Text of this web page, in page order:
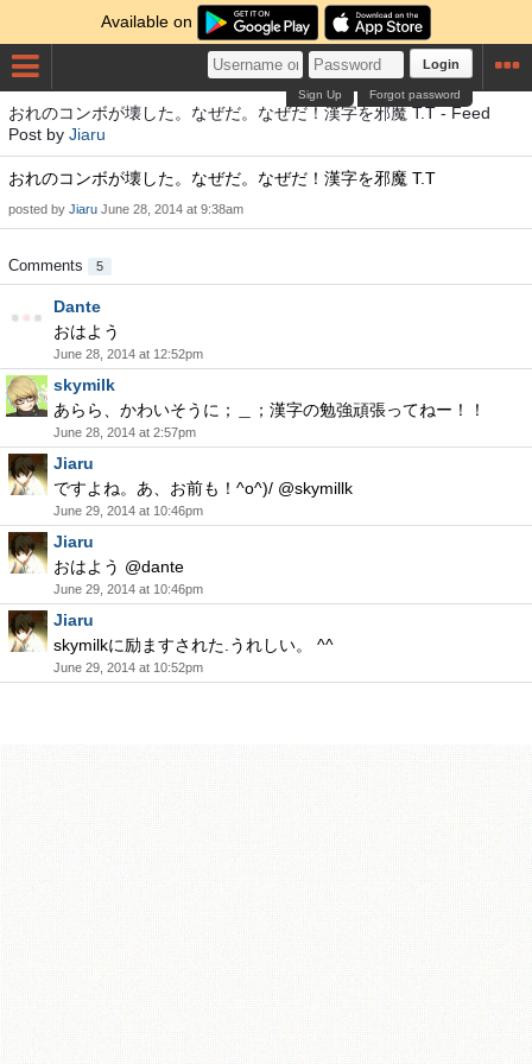
Available on
Login
Forgot password
Sign Up
おれのコンボが壊した。なぜだ。なぜだ！漢字を邪魔 T.T - Feed
Post by Jiaru
おれのコンボが壊した。なぜだ。なぜだ！漢字を邪魔 T.T
posted by Jiaru June 28, 2014 at 9:38am
Comments 5
Dante
おはよう
June 28, 2014 at 12:52pm
skymilk
あらら、かわいそうに；＿；漢字の勉強頑張ってねー！！
June 28, 2014 at 2:57pm
Jiaru
ですよね。あ、お前も！^o^)/ @skymillk
June 29, 2014 at 10:46pm
Jiaru
おはよう @dante
June 29, 2014 at 10:46pm
Jiaru
skymilkに励ますされた.うれしい。 ^^
June 29, 2014 at 10:52pm